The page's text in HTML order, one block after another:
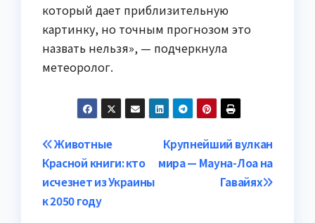
который дает приблизительную
картинку, но точным прогнозом это
назвать нельзя», — подчеркнула
метеоролог.
Навигация
по
записям
Крупнейший вулкан
мира — Мауна-Лоа на
Гавайях
Животные
Красной книги: кто
исчезнет из Украины
к 2050 году